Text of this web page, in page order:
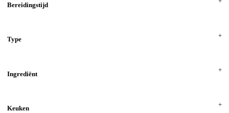
Bereidingstijd
Type
Ingrediënt
Keuken